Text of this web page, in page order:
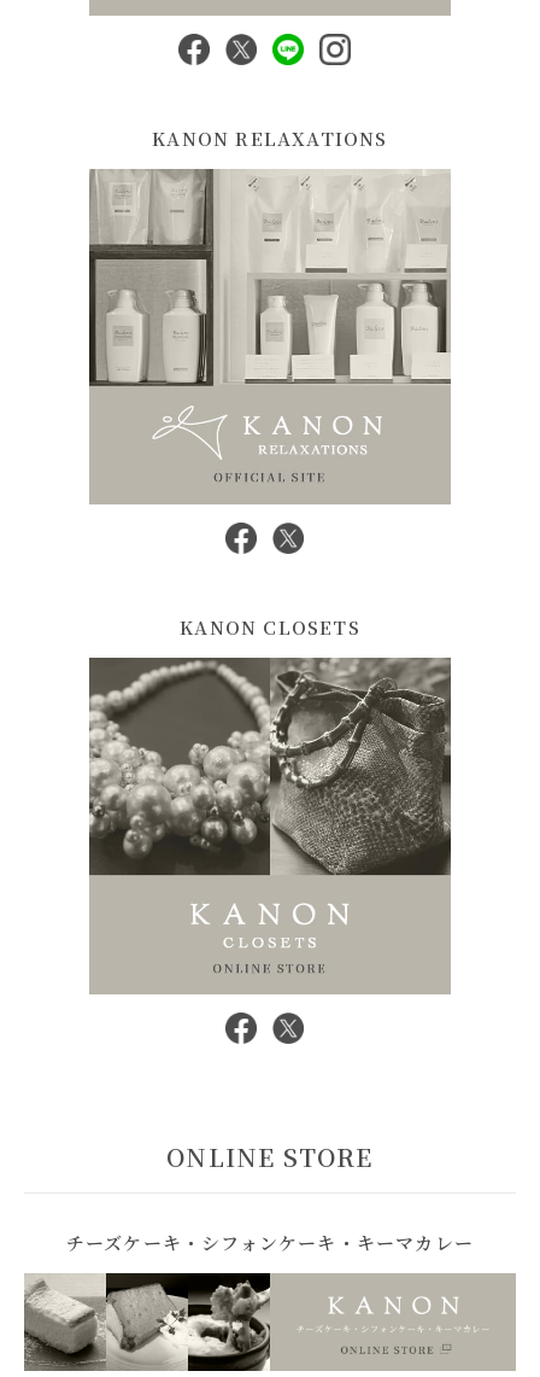
KANON RELAXATIONS
KANON CLOSETS
ONLINE STORE
チーズケーキ・シフォンケーキ・キーマカレー